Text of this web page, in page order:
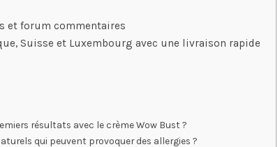
et forum commentaires
Suisse et Luxembourg avec une livraison rapide
résultats avec le crème Wow Bust ?
qui peuvent provoquer des allergies ?